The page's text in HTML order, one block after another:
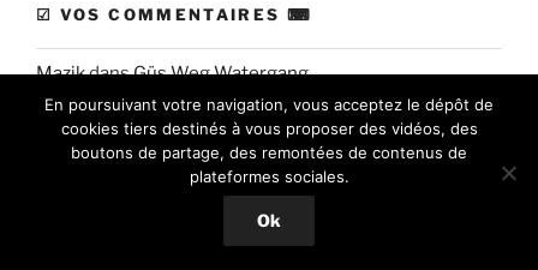
☑ VOS COMMENTAIRES ⌨
MazikdansGüs Weg Watergang
BrakadansGüs Weg Watergang
dans Tryphon
Le Musée Beatles For Ever, la
caverne aux trésors des Fab Four
En poursuivant votre navigation, vous acceptez le dépôt de
cookies tiers destinés à vous proposer des vidéos, des
boutons de partage, des remontées de contenus de
plateformes sociales.
Ok